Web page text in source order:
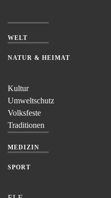
WELT
NATUR & HEIMAT
Kultur
Umweltschutz
Volksfeste
Traditionen
MEDIZIN
SPORT